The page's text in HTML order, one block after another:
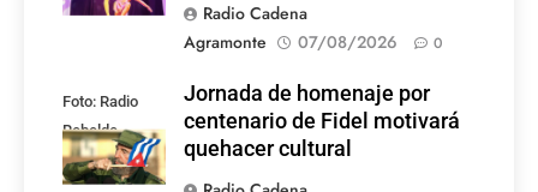
Radio Cadena
Agramonte
07/08/2026 0
Foto: Radio
Rebelde
Jornada de homenaje por
centenario de Fidel motivará
quehacer cultural